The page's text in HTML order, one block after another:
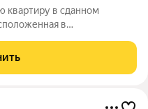
квартиру в сданном
в
Таращанцев,
Площадь без